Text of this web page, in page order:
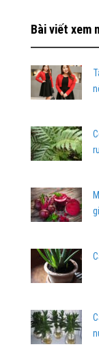
Bài viết xem